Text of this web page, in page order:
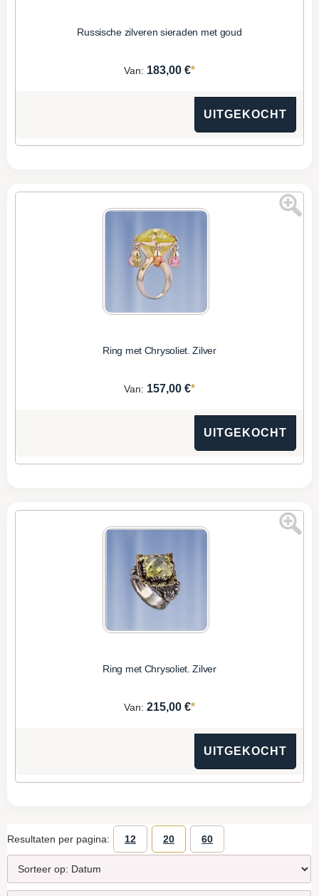
Russische zilveren sieraden met goud
Van: 183,00 €*
UITGEKOCHT
Ring met Сhrysoliet. Zilver
Van: 157,00 €*
UITGEKOCHT
Ring met Сhrysoliet. Zilver
Van: 215,00 €*
UITGEKOCHT
Resultaten per pagina: 12 20 60